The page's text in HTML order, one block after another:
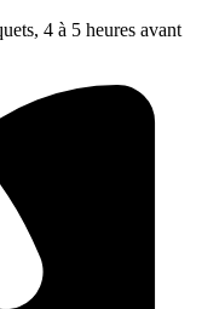
4 à 5 heures avant